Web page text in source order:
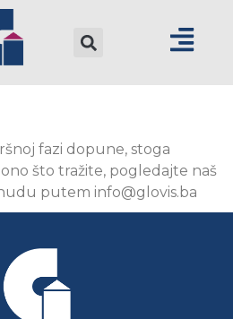
fazi dopune, stoga
što tražite, pogledajte naš
putem info@glovis.ba